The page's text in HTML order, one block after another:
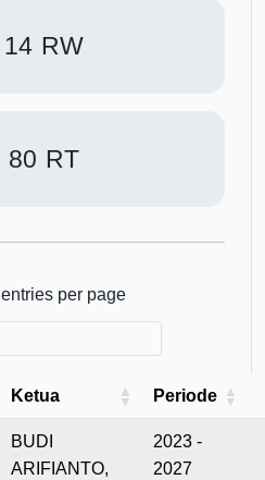
14 RW
80 RT
entries per page
Ketua Periode
BUDI
ARIFIANTO,
2023 -
2027